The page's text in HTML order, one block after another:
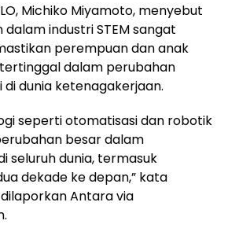
Michiko Miyamoto, menyebut
industri STEM sangat
perempuan dan anak
dalam perubahan
dunia ketenagakerjaan.
seperti otomatisasi dan robotik
besar dalam
seluruh dunia, termasuk
dekade ke depan,” kata
Antara via